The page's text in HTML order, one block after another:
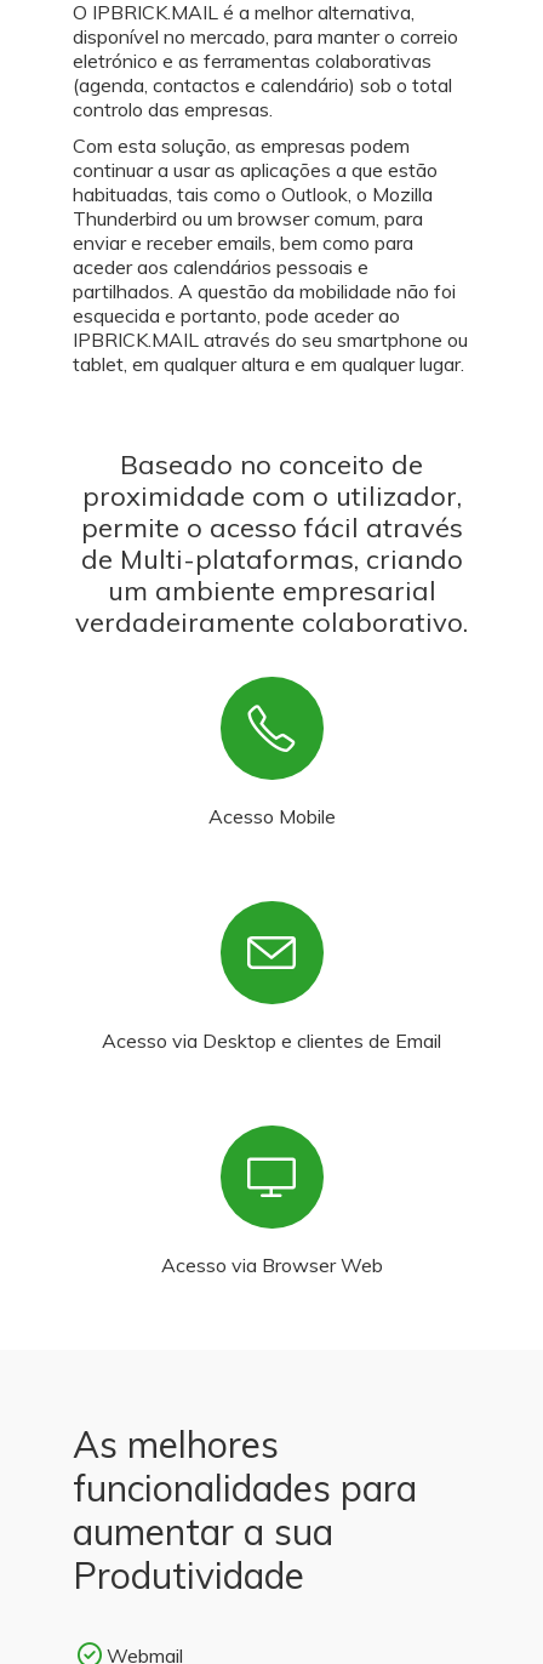
O IPBRICK.MAIL é a melhor alternativa,
disponível no mercado, para manter o correio
eletrónico e as ferramentas colaborativas
(agenda, contactos e calendário) sob o total
controlo das empresas.
Com esta solução, as empresas podem
continuar a usar as aplicações a que estão
habituadas, tais como o Outlook, o Mozilla
Thunderbird ou um browser comum, para
enviar e receber emails, bem como para
aceder aos calendários pessoais e
partilhados. A questão da mobilidade não foi
esquecida e portanto, pode aceder ao
IPBRICK.MAIL através do seu smartphone ou
tablet, em qualquer altura e em qualquer lugar.
Baseado no conceito de
proximidade com o utilizador,
permite o acesso fácil através
de Multi-plataformas, criando
um ambiente empresarial
verdadeiramente colaborativo.
Acesso Mobile
Acesso via Desktop e clientes de Email
Acesso via Browser Web
As melhores
funcionalidades para
aumentar a sua
Produtividade
Webmail